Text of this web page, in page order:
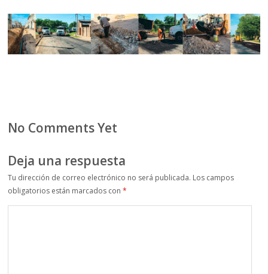
No Comments Yet
Deja una respuesta
Tu dirección de correo electrónico no será publicada. Los campos
obligatorios están marcados con*